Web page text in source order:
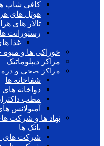
کافی شاپ
هوتل های
تالار های
رستورانت
غذا
خوراکی ها و
مراکز دیپلوماتیک
مراکز صحی و
شفاخانه ها
دواخانه
مطب
آمبولانس های 24
نهاد ها و شرکت
بانک ها
شرکت های